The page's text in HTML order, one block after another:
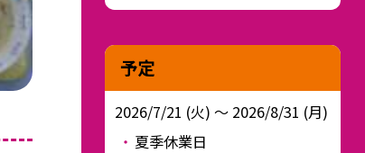
予定
2026/7/21 (火) ～ 2026/8/31 (月)
夏季休業日